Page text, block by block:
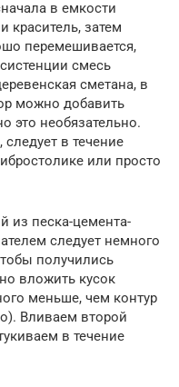
в емкости
краситель, затем
перемешивается,
смесь
сметана, в
можно добавить
это необязательно.
в течение
или просто
из песка-цемента-
следует немного
получились
вложить кусок
меньше, чем контур
Вливаем второй
в течение